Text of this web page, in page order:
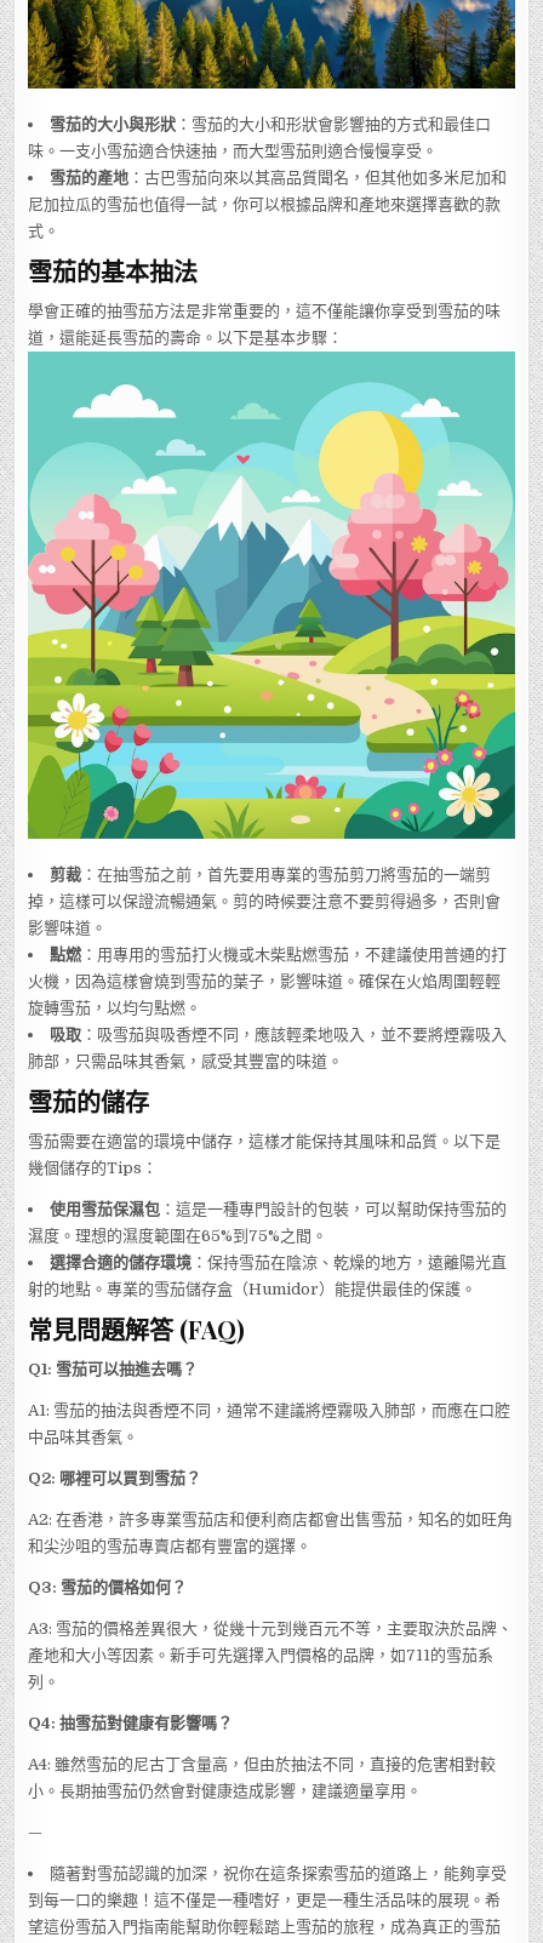
雪茄的大小與形狀 ：雪茄的大小和形狀會影響抽的方式和最佳口
味。一支小雪茄適合快速抽，而大型雪茄則適合慢慢享受。
雪茄的產地 ：古巴雪茄向來以其高品質聞名，但其他如多米尼加和
尼加拉瓜的雪茄也值得一試，你可以根據品牌和產地來選擇喜歡的款
式。
雪茄的基本抽法
學會正確的抽雪茄方法是非常重要的，這不僅能讓你享受到雪茄的味
道，還能延長雪茄的壽命。以下是基本步驟：
剪裁 ：在抽雪茄之前，首先要用專業的雪茄剪刀將雪茄的一端剪
掉，這樣可以保證流暢通氣。剪的時候要注意不要剪得過多，否則會
影響味道。
點燃 ：用專用的雪茄打火機或木柴點燃雪茄，不建議使用普通的打
火機，因為這樣會燒到雪茄的葉子，影響味道。確保在火焰周圍輕輕
旋轉雪茄，以均勻點燃。
吸取 ：吸雪茄與吸香煙不同，應該輕柔地吸入，並不要將煙霧吸入
肺部，只需品味其香氣，感受其豐富的味道。
雪茄的儲存
雪茄需要在適當的環境中儲存，這樣才能保持其風味和品質。以下是
幾個儲存的Tips：
使用雪茄保濕包 ：這是一種專門設計的包裝，可以幫助保持雪茄的
濕度。理想的濕度範圍在65%到75%之間。
選擇合適的儲存環境 ：保持雪茄在陰涼、乾燥的地方，遠離陽光直
射的地點。專業的雪茄儲存盒（Humidor）能提供最佳的保護。
常見問題解答 (FAQ)
Q1: 雪茄可以抽進去嗎？
A1: 雪茄的抽法與香煙不同，通常不建議將煙霧吸入肺部，而應在口腔
中品味其香氣。
Q2: 哪裡可以買到雪茄？
A2: 在香港，許多專業雪茄店和便利商店都會出售雪茄，知名的如旺角
和尖沙咀的雪茄專賣店都有豐富的選擇。
Q3: 雪茄的價格如何？
A3: 雪茄的價格差異很大，從幾十元到幾百元不等，主要取決於品牌、
產地和大小等因素。新手可先選擇入門價格的品牌，如711的雪茄系
列。
Q4: 抽雪茄對健康有影響嗎？
A4: 雖然雪茄的尼古丁含量高，但由於抽法不同，直接的危害相對較
小。長期抽雪茄仍然會對健康造成影響，建議適量享用。
—
隨著對雪茄認識的加深，祝你在這条探索雪茄的道路上，能夠享受
到每一口的樂趣！這不僅是一種嗜好，更是一種生活品味的展現。希
望這份雪茄入門指南能幫助你輕鬆踏上雪茄的旅程，成為真正的雪茄